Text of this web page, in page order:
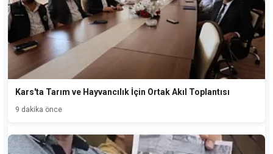
Kars'ta Tarım ve Hayvancılık İçin Ortak Akıl Toplantısı
9 dakika önce